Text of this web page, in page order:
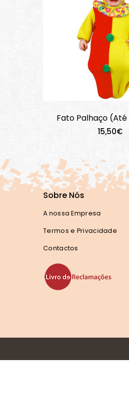
Fato Palhaço (Até
15,50€
Sobre Nós
A nossa Empresa
Termos e Privacidade
Contactos